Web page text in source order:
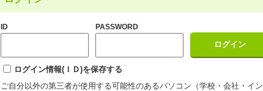
ID PASSWORD
ログイン情報(ＩＤ)を保存する
ご自分以外の第三者が使用する可能性のあるパソコン（学校・会社・イン